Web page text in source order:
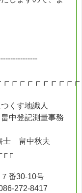
くす地識人
中登記測量事務
士 畠中秋夫
番30-10号
272-8417